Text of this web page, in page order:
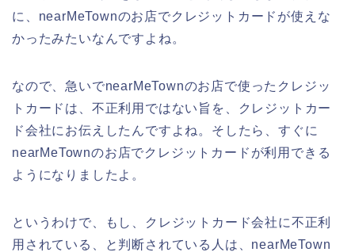
に、nearMeTownのお店でクレジットカードが使えな
かったみたいなんですよね。
なので、急いでnearMeTownのお店で使ったクレジッ
トカードは、不正利用ではない旨を、クレジットカー
ド会社にお伝えしたんですよね。そしたら、すぐに
nearMeTownのお店でクレジットカードが利用できる
ようになりましたよ。
というわけで、もし、クレジットカード会社に不正利
用されている、と判断されている人は、nearMeTown